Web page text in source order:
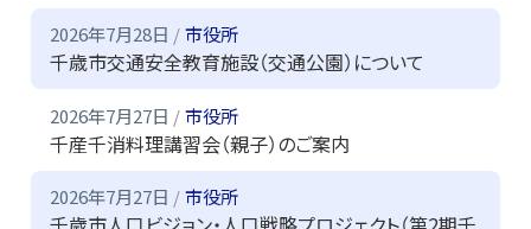
2026年7月28日 市役所
千歳市交通安全教育施設（交通公園）について
2026年7月27日 市役所
千産千消料理講習会（親子）のご案内
2026年7月27日 市役所